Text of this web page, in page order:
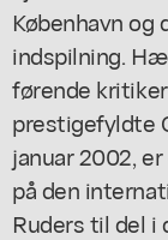
København
indspilning.
førende
prestigefyldte
januar 2002,
på den
Ruders til del i